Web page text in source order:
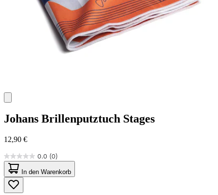
Johans Brillenputztuch Stages
12,90 €
0.0 (0)
0.0
von
5
Sternen.
In den Warenkorb